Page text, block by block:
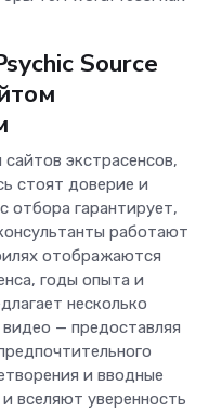
Source
экстрасенсов,
стоят доверие и
отбора гарантирует,
работают
отображаются
годы опыта и
несколько
— предоставляя
и вводные
вселяют уверенность